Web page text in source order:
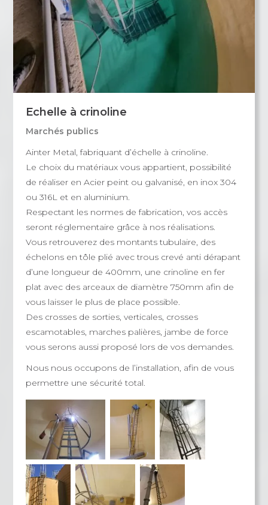
Echelle à crinoline
Marchés publics
Ainter Metal, fabriquant d’échelle à crinoline.
Le choix du matériaux vous appartient, possibilité
de réaliser en Acier peint ou galvanisé, en inox 304
ou 316L et en aluminium.
Respectant les normes de fabrication, vos accès
seront réglementaire grâce à nos réalisations.
Vous retrouverez des montants tubulaire, des
échelons en tôle plié avec trous crevé anti dérapant
d’une longueur de 400mm, une crinoline en fer
plat avec des arceaux de diamètre 750mm afin de
vous laisser le plus de place possible.
Des crosses de sorties, verticales, crosses
escamotables, marches palières, jambe de force
vous serons aussi proposé lors de vos demandes.
Nous nous occupons de l’installation, afin de vous
permettre une sécurité total.